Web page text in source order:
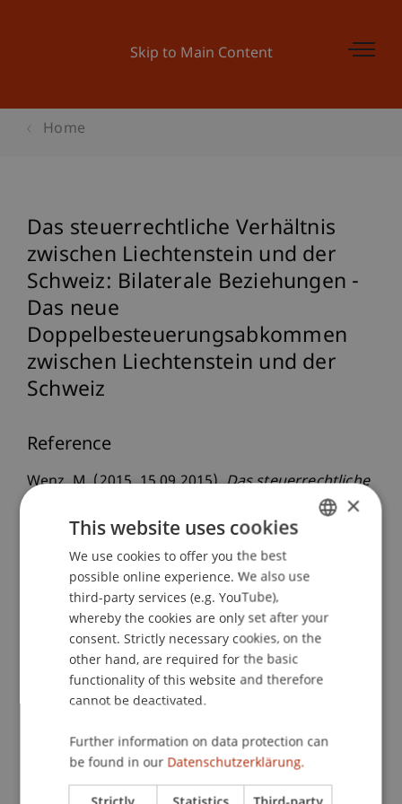
Skip to Main Content
Home
Das steuerrechtliche Verhältnis
zwischen Liechtenstein und der
Schweiz: Bilaterale Beziehungen -
Das neue
Doppelbesteuerungsabkommen
zwischen Liechtenstein und der
Schweiz
Reference
Wenz, M. (2015, 15.09.2015).Das steuerrechtliche
Verhältnis zwischen Liechtenstein und der
Schweiz: Bilaterale Beziehungen - Das neue
Doppelbesteuerungsabkommen zwischen
Liechtenstein und der Schweiz . Steuerforum
Liechtenstein: Das neue
Doppelbesteuerungsabkommen (DBA) zwischen
Liechtenstein und der Schweiz, Universtiät
Liechtenstein, Vaduz, Liechtenstein.
Publication Type
ENGLISH
×
This website uses cookies
We use cookies to offer you the best
possible online experience. We also use
third-party services (e.g. YouTube),
whereby the cookies are only set after your
consent. Strictly necessary cookies, on the
other hand, are required for the basic
functionality of this website and therefore
cannot be deactivated.
Further information on data protection can
be found in our Datenschutzerklärung.